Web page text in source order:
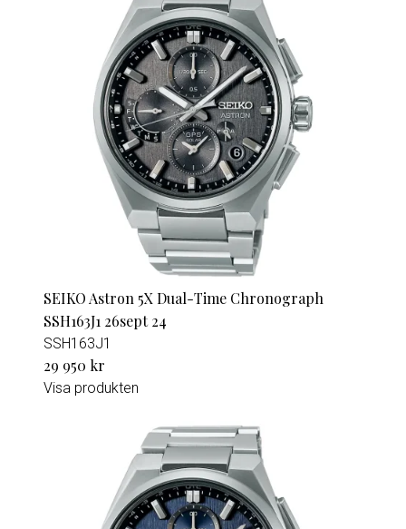
SEIKO Astron 5X Dual-Time Chronograph
SSH163J1 26sept 24
SSH163J1
29 950 kr
Visa produkten